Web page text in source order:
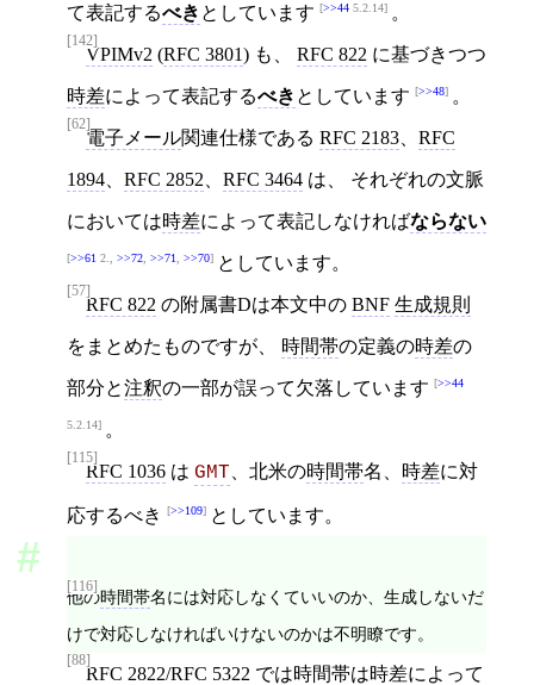
て表記するべき としています >>44 5.2.14 。
[142]
VPIMv2 (RFC 3801) も、 RFC 822 に基づきつつ
時差によって表記するべき としています >>48 。
[62]
電子メール関連仕様である RFC 2183 RFC
1894 RFC 2852 RFC 3464 は、 それぞれの文脈
においては時差によって表記しなければならない
>>61 2., >>72 >>71 >>70 としています。
[57]
RFC 822 の附属書Dは本文中の BNF 生成規則
をまとめたものですが、 時間帯の定義の時差の
部分と注釈の一部が誤って欠落しています >>44
5.2.14 。
[115]
RFC 1036 は GMT 、北米の時間帯名、 時差に対
応するべき >>109 としています。
[116]
他の時間帯名には対応しなくていいのか、生成しないだ
けで対応しなければいけないのかは不明瞭です。
[88]
RFC 2822/RFC 5322 では時間帯は時差によって